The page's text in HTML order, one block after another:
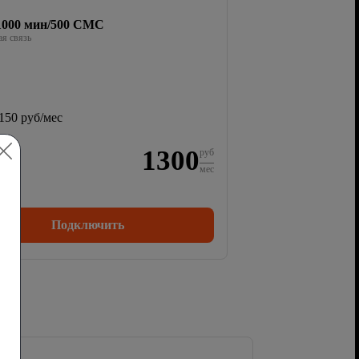
мин/500 СМС
связь
руб/мес
1300 руб
мес
Подключить